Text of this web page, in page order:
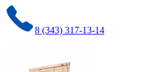
8 (343) 317-13-14